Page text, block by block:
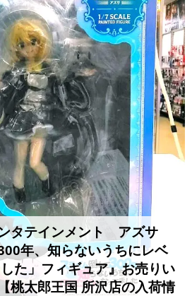
タテインメント アズサ
年、知らないうちにレベ
た」フィギュア』お売りい
桃太郎王国 所沢店の入荷情